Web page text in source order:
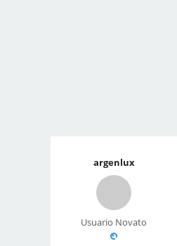
argenlux
Usuario Novato